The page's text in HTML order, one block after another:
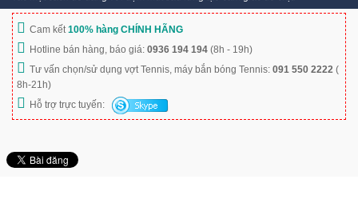
Cam kết100% hàng CHÍNH HÃNG
Hotline bán hàng, báo giá: 0936 194 194 (8h - 19h)
Tư vấn chọn/sử dụng vợt Tennis, máy bắn bóng Tennis: 091 550 2222 (
8h-21h)
Hỗ trợ trực tuyến: